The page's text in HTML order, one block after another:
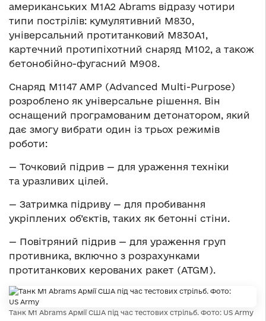
американських M1A2 Abrams відразу чотири
типи пострілів: кумулятивний M830,
універсальний протитанковий M830A1,
картечний протипіхотний снаряд M102, а також
бетонобійно-фугасний М908.
Снаряд M1147 AMP (Advanced Multi-Purpose)
розроблено як універсальне рішення. Він
оснащений програмованим детонатором, який
дає змогу вибрати один із трьох режимів
роботи:
— Точковий підрив — для ураження техніки
та уразливих цілей.
— Затримка підриву — для пробивання
укріплених об’єктів, таких як бетонні стіни.
— Повітряний підрив — для ураження груп
противника, включно з розрахунками
протитанкових керованих ракет (ATGM).
Танк M1 Abrams Армії США під час тестових стрільб. Фото: US Army